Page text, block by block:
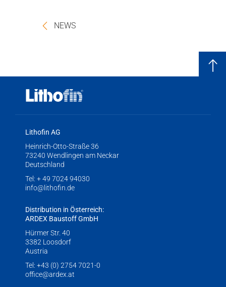
NEWS
Lithofin AG
Heinrich-Otto-Straße 36
73240 Wendlingen am Neckar
Deutschland
Tel: + 49 7024 94030
info@lithofin.de
Distribution in Österreich:
ARDEX Baustoff GmbH
Hürmer Str. 40
3382 Loosdorf
Austria
Tel: +43 (0) 2754 7021-0
office@ardex.at